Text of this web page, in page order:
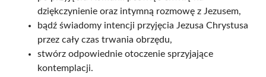
dziękczynienie oraz intymną rozmowę z Jezusem,
bądź świadomy intencji przyjęcia Jezusa Chrystusa
przez cały czas trwania obrzędu,
stwórz odpowiednie otoczenie sprzyjające
kontemplacji.